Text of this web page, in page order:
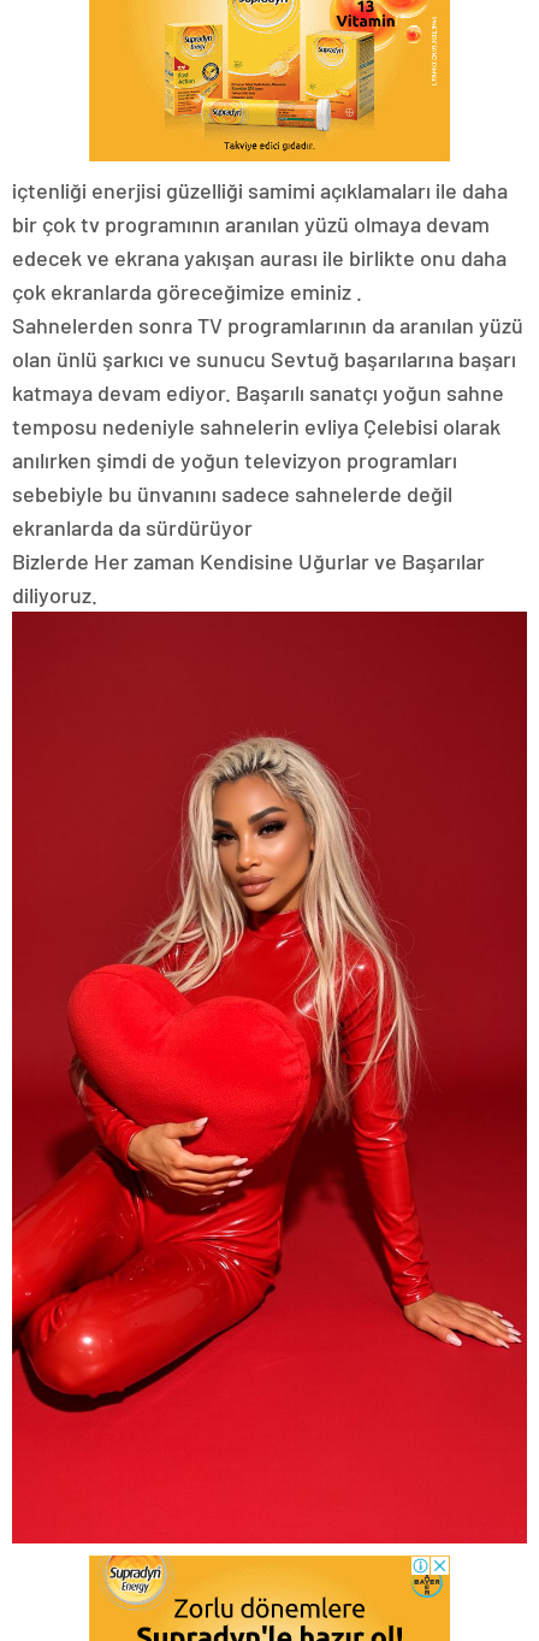
içtenliği enerjisi güzelliği samimi açıklamaları ile daha
bir çok tv programının aranılan yüzü olmaya devam
edecek ve ekrana yakışan aurası ile birlikte onu daha
çok ekranlarda göreceğimize eminiz .
Sahnelerden sonra TV programlarının da aranılan yüzü
olan ünlü şarkıcı ve sunucu Sevtuğ başarılarına başarı
katmaya devam ediyor. Başarılı sanatçı yoğun sahne
temposu nedeniyle sahnelerin evliya Çelebisi olarak
anılırken şimdi de yoğun televizyon programları
sebebiyle bu ünvanını sadece sahnelerde değil
ekranlarda da sürdürüyor
Bizlerde Her zaman Kendisine Uğurlar ve Başarılar
diliyoruz.